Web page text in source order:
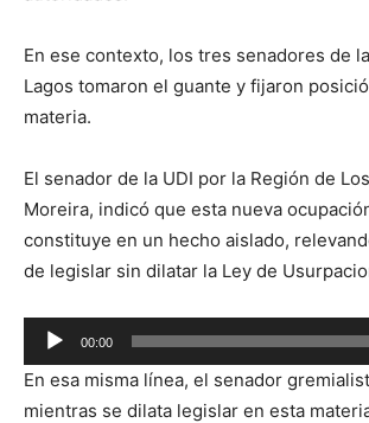
En ese contexto, los tres senadores de
Lagos tomaron el guante y fijaron
materia.
El senador de la UDI por la Región de
Moreira, indicó que esta nueva
constituye en un hecho aislado,
de legislar sin dilatar la Ley de
Reproductor
de
audio
00:00
En esa misma línea, el senador
mientras se dilata legislar en esta